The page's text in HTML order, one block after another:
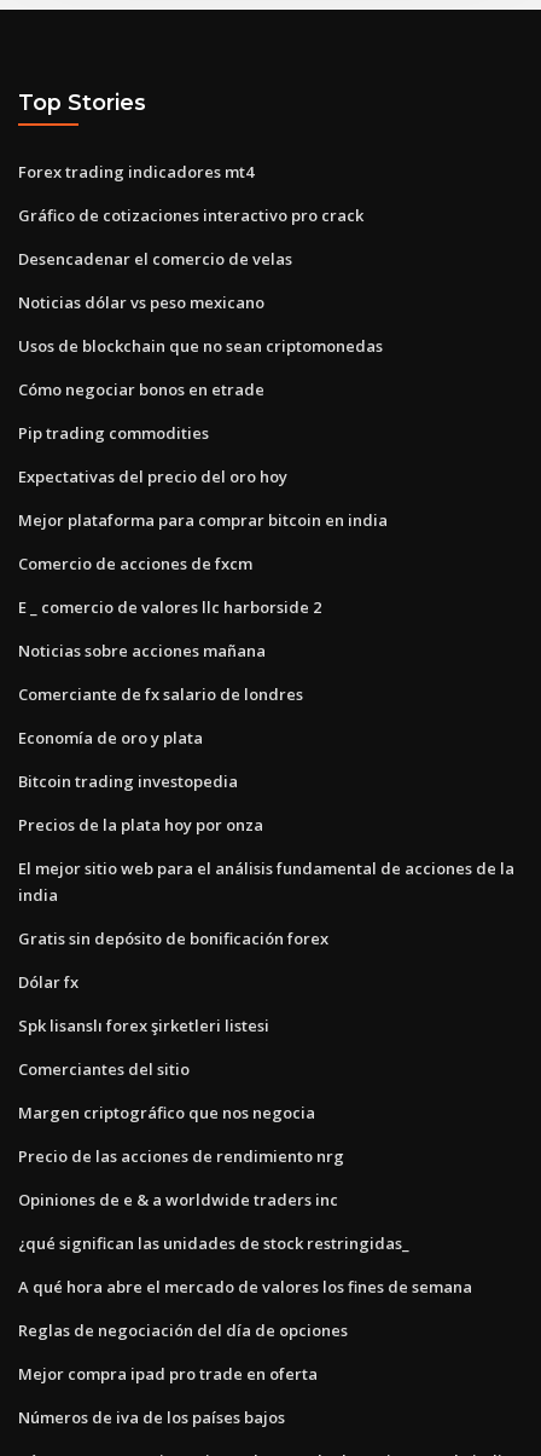
Top Stories
Forex trading indicadores mt4
Gráfico de cotizaciones interactivo pro crack
Desencadenar el comercio de velas
Noticias dólar vs peso mexicano
Usos de blockchain que no sean criptomonedas
Cómo negociar bonos en etrade
Pip trading commodities
Expectativas del precio del oro hoy
Mejor plataforma para comprar bitcoin en india
Comercio de acciones de fxcm
E _ comercio de valores llc harborside 2
Noticias sobre acciones mañana
Comerciante de fx salario de londres
Economía de oro y plata
Bitcoin trading investopedia
Precios de la plata hoy por onza
El mejor sitio web para el análisis fundamental de acciones de la
india
Gratis sin depósito de bonificación forex
Dólar fx
Spk lisanslı forex şirketleri listesi
Comerciantes del sitio
Margen criptográfico que nos negocia
Precio de las acciones de rendimiento nrg
Opiniones de e & a worldwide traders inc
¿qué significan las unidades de stock restringidas_
A qué hora abre el mercado de valores los fines de semana
Reglas de negociación del día de opciones
Mejor compra ipad pro trade en oferta
Números de iva de los países bajos